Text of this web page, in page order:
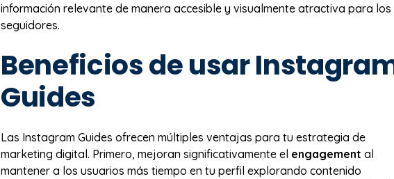
información relevante de manera accesible y visualmente atractiva para los
seguidores.
Beneficios de usar
Guides
Las Instagram Guides ofrecen múltiples ventajas para tu estrategia de
marketing digital. Primero, mejoran significativamente el engagement al
mantener a los usuarios más tiempo en tu perfil explorando contenido